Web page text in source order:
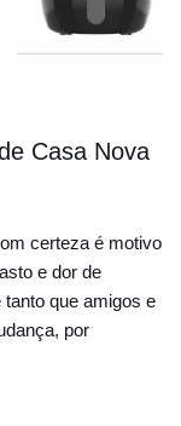
Casa Nova
certeza é motivo
e dor de
que amigos e
por